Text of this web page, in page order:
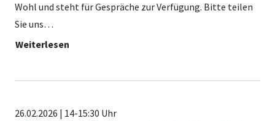
Wohl und steht für Gespräche zur Verfügung. Bitte teilen
Sie uns…
Weiterlesen
26.02.2026 | 14-15:30 Uhr